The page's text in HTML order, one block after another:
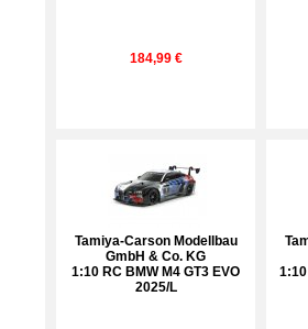
184,99 €
Tamiya-Carson Modellbau
GmbH & Co. KG
1:10 RC BMW M4 GT3 EVO
2025/L